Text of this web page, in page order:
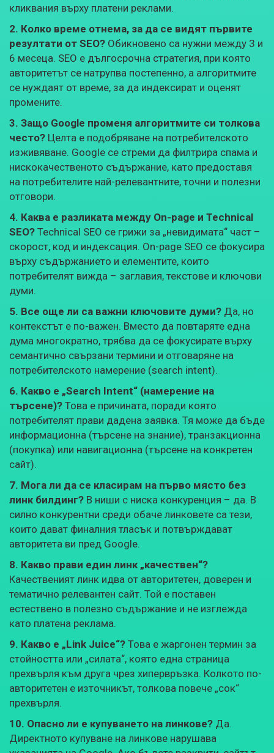
кликвания върху платени реклами.
2. Колко време отнема, за да се видят първите
резултати от SEO? Обикновено са нужни между 3 и
6 месеца. SEO е дългосрочна стратегия, при която
авторитетът се натрупва постепенно, а алгоритмите
се нуждаят от време, за да индексират и оценят
промените.
3. Защо Google променя алгоритмите си толкова
често? Целта е подобряване на потребителското
изживяване. Google се стреми да филтрира спама и
нискокачественото съдържание, като предоставя
на потребителите най-релевантните, точни и полезни
отговори.
4. Каква е разликата между On-page и Technical
SEO? Technical SEO се грижи за „невидимата“ част –
скорост, код и индексация. On-page SEO се фокусира
върху съдържанието и елементите, които
потребителят вижда – заглавия, текстове и ключови
думи.
5. Все още ли са важни ключовите думи? Да, но
контекстът е по-важен. Вместо да повтаряте една
дума многократно, трябва да се фокусирате върху
семантично свързани термини и отговаряне на
потребителското намерение (search intent).
6. Какво е „Search Intent“ (намерение на
търсене)? Това е причината, поради която
потребителят прави дадена заявка. Тя може да бъде
информационна (търсене на знание), транзакционна
(покупка) или навигационна (търсене на конкретен
сайт).
7. Мога ли да се класирам на първо място без
линк билдинг? В ниши с ниска конкуренция – да. В
силно конкурентни среди обаче линковете са тези,
които дават финалния тласък и потвърждават
авторитета ви пред Google.
8. Какво прави един линк „качествен“?
Качественият линк идва от авторитетен, доверен и
тематично релевантен сайт. Той е поставен
естествено в полезно съдържание и не изглежда
като платена реклама.
9. Какво е „Link Juice“? Това е жаргонен термин за
стойността или „силата“, която една страница
прехвърля към друга чрез хипервръзка. Колкото по-
авторитетен е източникът, толкова повече „сок“
прехвърля.
10. Опасно ли е купуването на линкове? Да.
Директното купуване на линкове нарушава